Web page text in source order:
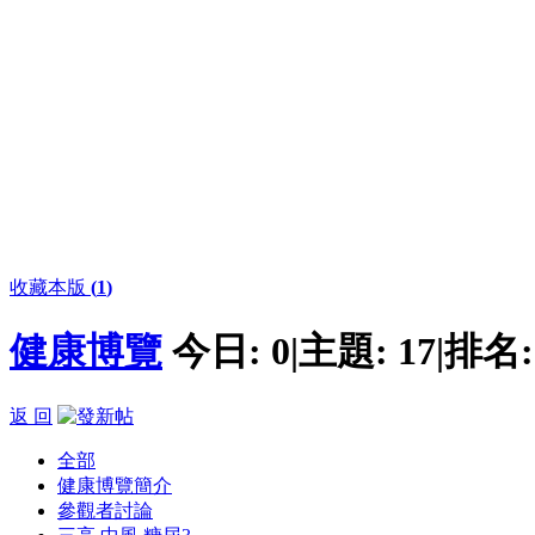
收藏本版 (1)
健康博覽 今日: 0|主題: 17|排
返 回
全部
健康博覽簡介
參觀者討論